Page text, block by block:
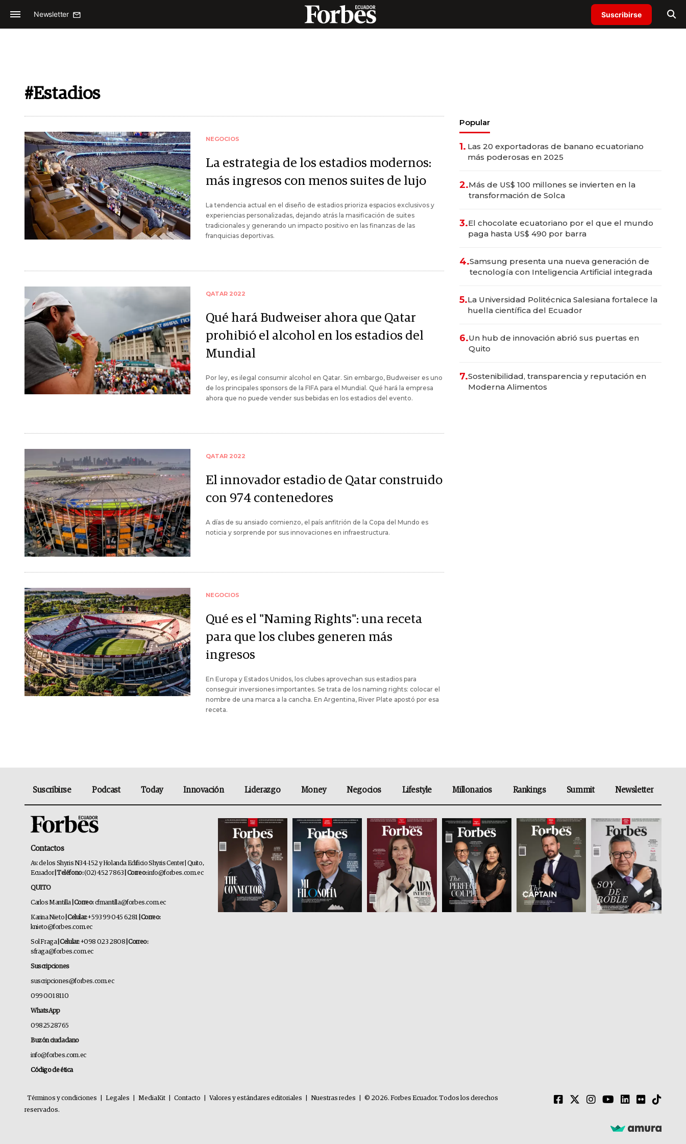
Newsletter Suscribirse
#Estadios
NEGOCIOS
La estrategia de los estadios modernos:
más ingresos con menos suites de lujo
La tendencia actual en el diseño de estadios prioriza espacios exclusivos y
experiencias personalizadas, dejando atrás la masificación de suites
tradicionales y generando un impacto positivo en las finanzas de las
franquicias deportivas.
QATAR 2022
Qué hará Budweiser ahora que Qatar
prohibió el alcohol en los estadios del
Mundial
Por ley, es ilegal consumir alcohol en Qatar. Sin embargo, Budweiser es uno
de los principales sponsors de la FIFA para el Mundial. Qué hará la empresa
ahora que no puede vender sus bebidas en los estadios del evento.
QATAR 2022
El innovador estadio de Qatar construido
con 974 contenedores
A días de su ansiado comienzo, el país anfitrión de la Copa del Mundo es
noticia y sorprende por sus innovaciones en infraestructura.
NEGOCIOS
Qué es el "Naming Rights": una receta
para que los clubes generen más
ingresos
En Europa y Estados Unidos, los clubes aprovechan sus estadios para
conseguir inversiones importantes. Se trata de los naming rights: colocar el
nombre de una marca a la cancha. En Argentina, River Plate apostó por esa
receta.
Popular
1. Las 20 exportadoras de banano ecuatoriano
más poderosas en 2025
2.Más de US$ 100 millones se invierten en la
transformación de Solca
3.El chocolate ecuatoriano por el que el mundo
paga hasta US$ 490 por barra
4.Samsung presenta una nueva generación de
tecnología con Inteligencia Artificial integrada
5.La Universidad Politécnica Salesiana fortalece la
huella científica del Ecuador
6.Un hub de innovación abrió sus puertas en
Quito
7.Sostenibilidad, transparencia y reputación en
Moderna Alimentos
Suscribirse Podcast Today Innovación Liderazgo Money Negocios Lifestyle Millonarios Rankings Summit Newsletter
Contactos
Av. de los Shyris N34-152 y Holanda Edificio Shyris Center | Quito,
Ecuador | Teléfono:(02) 452 7863 | Correo:info@forbes.com.ec
QUITO
Carlos Mantilla | Correo:cfmantilla@forbes.com.ec
Karina Nieto | Celular:+593 99 045 6281
| Correo:
knieto@forbes.com.ec
Sol Fraga | Celular:+098 023 2808 | Correo:
sfraga@forbes.com.ec
Suscripciones
suscripciones@forbes.com.ec
099 001 8110
WhatsApp
0982528765
Buzón ciudadano
info@forbes.com.ec
Código de ética
Términos y condiciones Legales MediaKit Contacto Valores y estándares editoriales Nuestras redes
© 2026. Forbes Ecuador. Todos los derechos
reservados.